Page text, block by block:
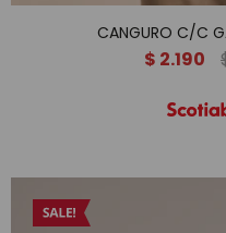
CANGURO C/C
$ 2.190